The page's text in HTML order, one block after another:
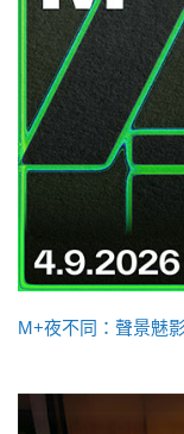
M+夜不同：聲景魅影